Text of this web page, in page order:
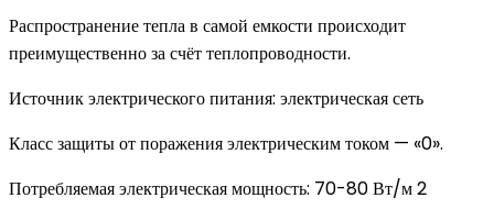
Распространение тепла в самой емкости происходит
преимущественно за счёт теплопроводности.
Источник электрического питания: электрическая сеть
Класс защиты от поражения электрическим током — «0».
Потребляемая электрическая мощность: 70-80 Вт/м 2